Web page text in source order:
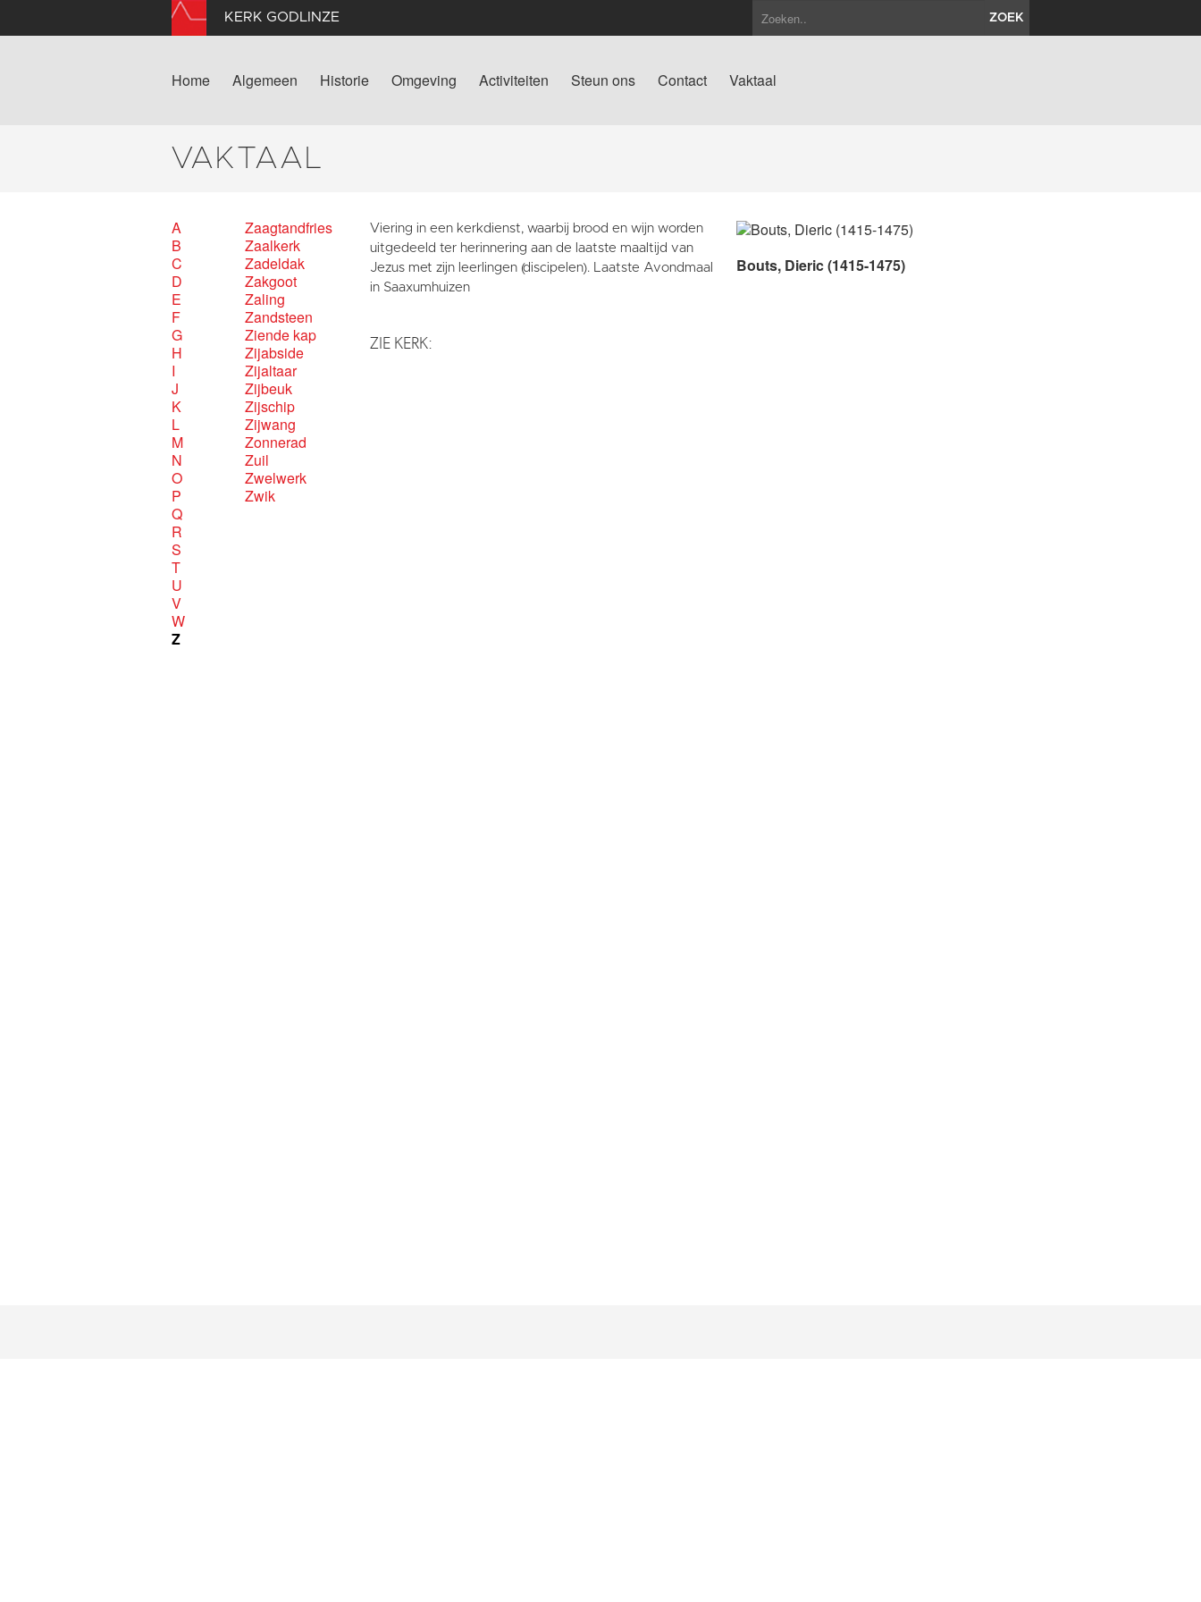
KERK GODLINZE ZOEK
Home Algemeen Historie Omgeving Activiteiten Steun ons Contact Vaktaal
VAKTAAL
A
B
C
D
E
F
G
H
I
J
K
L
M
N
O
P
Q
R
S
T
U
V
W
Z
Zaagtandfries
Zaalkerk
Zadeldak
Zakgoot
Zaling
Zandsteen
Ziende kap
Zijabside
Zijaltaar
Zijbeuk
Zijschip
Zijwang
Zonnerad
Zuil
Zwelwerk
Zwik
Viering in een kerkdienst, waarbij brood en wijn worden
uitgedeeld ter herinnering aan de laatste maaltijd van
Jezus met zijn leerlingen (discipelen). Laatste Avondmaal
in Saaxumhuizen
ZIE KERK:
Bouts, Dieric (1415-1475)